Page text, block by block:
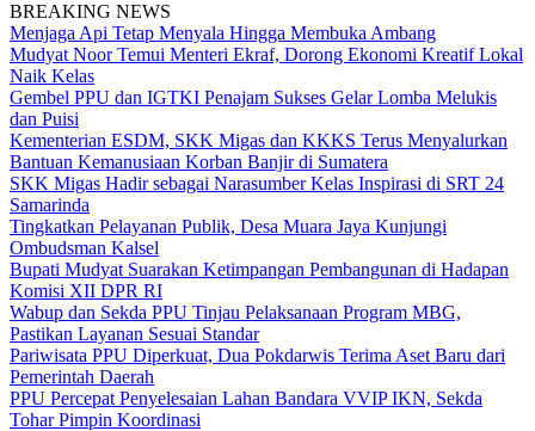
BREAKING NEWS
Menjaga Api Tetap Menyala Hingga Membuka Ambang
Mudyat Noor Temui Menteri Ekraf, Dorong Ekonomi Kreatif Lokal
Naik Kelas
Gembel PPU dan IGTKI Penajam Sukses Gelar Lomba Melukis
dan Puisi
Kementerian ESDM, SKK Migas dan KKKS Terus Menyalurkan
Bantuan Kemanusiaan Korban Banjir di Sumatera
SKK Migas Hadir sebagai Narasumber Kelas Inspirasi di SRT 24
Samarinda
Tingkatkan Pelayanan Publik, Desa Muara Jaya Kunjungi
Ombudsman Kalsel
Bupati Mudyat Suarakan Ketimpangan Pembangunan di Hadapan
Komisi XII DPR RI
Wabup dan Sekda PPU Tinjau Pelaksanaan Program MBG,
Pastikan Layanan Sesuai Standar
Pariwisata PPU Diperkuat, Dua Pokdarwis Terima Aset Baru dari
Pemerintah Daerah
PPU Percepat Penyelesaian Lahan Bandara VVIP IKN, Sekda
Tohar Pimpin Koordinasi